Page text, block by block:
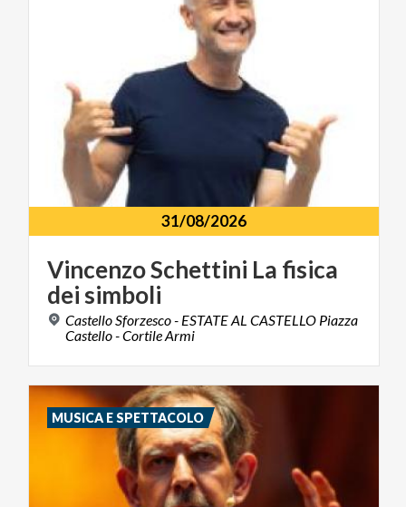
31/08/2026
VincenzoSchettini La fisica
dei simboli
Castello Sforzesco - ESTATE AL CASTELLO Piazza
Castello - Cortile Armi
MUSICA E SPETTACOLO